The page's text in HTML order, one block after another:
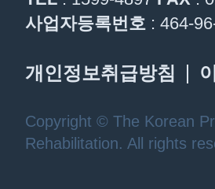
사업자등록번호 : 464-
개인정보취급방침
Copyright © The Korean
Rehabilitation. All rights